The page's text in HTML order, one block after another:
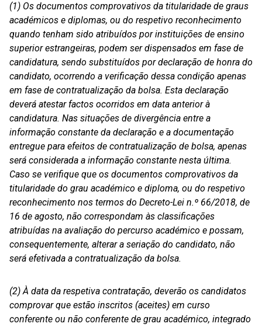
(1) Os documentos comprovativos da titularidade de graus
académicos e diplomas, ou do respetivo reconhecimento
quando tenham sido atribuídos por instituições de ensino
superior estrangeiras, podem ser dispensados em fase de
candidatura, sendo substituídos por declaração de honra do
candidato, ocorrendo a verificação dessa condição apenas
em fase de contratualização da bolsa. Esta declaração
deverá atestar factos ocorridos em data anterior à
candidatura. Nas situações de divergência entre a
informação constante da declaração e a documentação
entregue para efeitos de contratualização de bolsa, apenas
será considerada a informação constante nesta última.
Caso se verifique que os documentos comprovativos da
titularidade do grau académico e diploma, ou do respetivo
reconhecimento nos termos do Decreto-Lei n.º 66/2018, de
16 de agosto, não correspondam às classificações
atribuídas na avaliação do percurso académico e possam,
consequentemente, alterar a seriação do candidato, não
será efetivada a contratualização da bolsa.
(2) À data da respetiva contratação, deverão os candidatos
comprovar que estão inscritos (aceites) em curso
conferente ou não conferente de grau académico, integrado